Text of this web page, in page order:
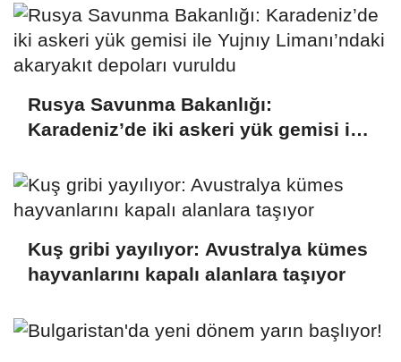
Rusya Savunma Bakanlığı:
Karadeniz’de iki askeri yük gemisi ile
depoları vuruldu
Kuş gribi yayılıyor: Avustralya kümes
hayvanlarını kapalı alanlara taşıyor